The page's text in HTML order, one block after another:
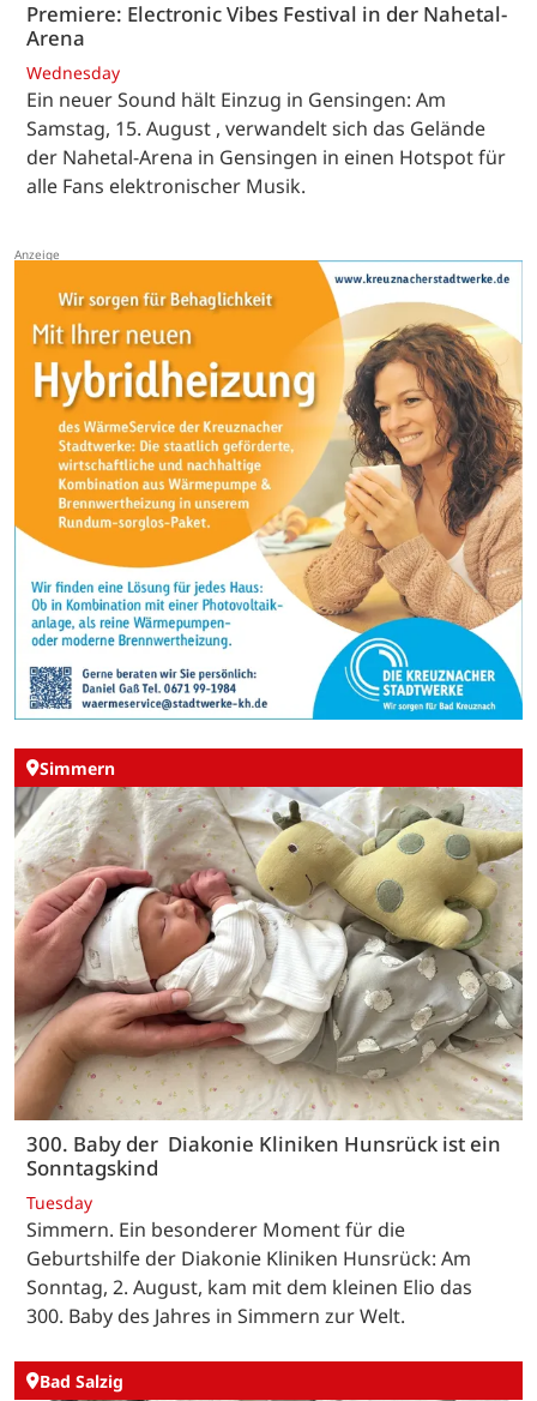
Premiere: Electronic Vibes Festival in der Nahetal-
Arena
Wednesday
Ein neuer Sound hält Einzug in Gensingen: Am
Samstag, 15. August , verwandelt sich das Gelände
der Nahetal-Arena in Gensingen in einen Hotspot für
alle Fans elektronischer Musik.
Simmern
300. Baby der Diakonie Kliniken Hunsrück ist ein
Sonntagskind
Tuesday
Simmern. Ein besonderer Moment für die
Geburtshilfe der Diakonie Kliniken Hunsrück: Am
Sonntag, 2. August, kam mit dem kleinen Elio das
300. Baby des Jahres in Simmern zur Welt.
Bad Salzig